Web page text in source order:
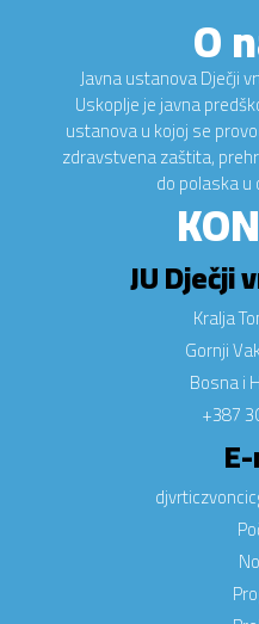
O
Javna ustanova Dječji
Uskoplje je javna
ustanova u kojoj se
zdravstvena zaštita,
do polaska u
JU Dječji
Kralja
Gornji
Bosna i
+387